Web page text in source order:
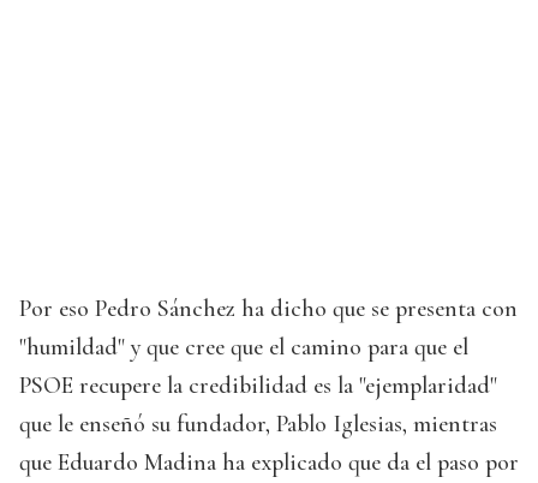
Por eso Pedro Sánchez ha dicho que se presenta con
"humildad" y que cree que el camino para que el
PSOE recupere la credibilidad es la "ejemplaridad"
que le enseñó su fundador, Pablo Iglesias, mientras
que Eduardo Madina ha explicado que da el paso por